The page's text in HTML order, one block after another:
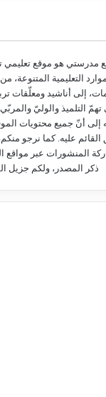
مدرستي هو موقع تعليمي
التعليمية المتنوعة،
إلى أناشيد ومعلّقات
تهمّ التلميذ والوليّ
إلى أنّ جميع محتويات
القائم عليه. كما نرجو
المنشورات عبر مواقع
ذكر المصدر، ولكم جزيل